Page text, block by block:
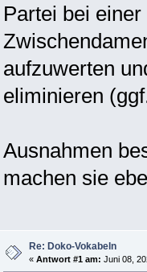
Partei bei
aufzuwerten
eliminieren
Ausnahmen
machen sie
Re: Doko-Vokabeln
« Antwort #1 am: Juni 08,